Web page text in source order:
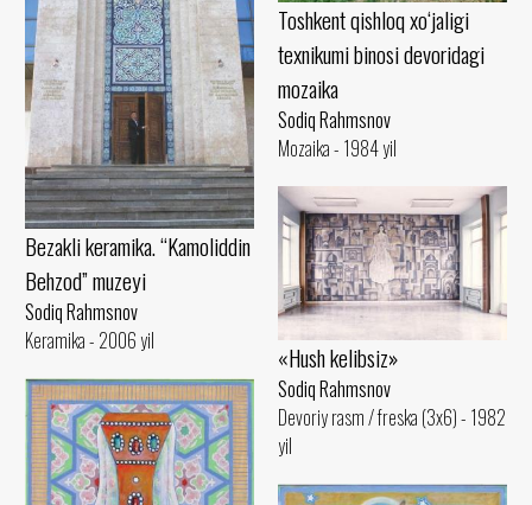
Toshkent qishloq xo‘jaligi
texnikumi binosi devoridagi
mozaika
Sodiq Rahmsnov
Mozaika - 1984 yil
Bezakli keramika. “Kamoliddin
Behzod” muzeyi
Sodiq Rahmsnov
Keramika - 2006 yil
«Hush kelibsiz»
Sodiq Rahmsnov
Devoriy rasm / freska (3x6) - 1982
yil